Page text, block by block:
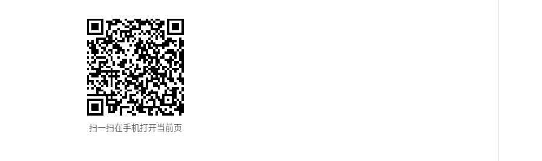
扫一扫在手机打开当前页